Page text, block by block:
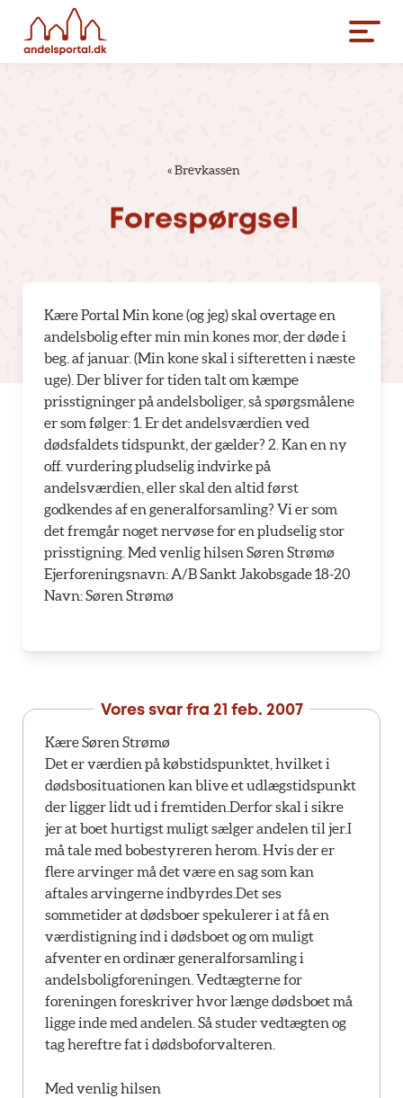
«Brevkassen
Forespørgsel
Kære Portal Min kone (og jeg) skal overtage en
andelsbolig efter min min kones mor, der døde i
beg. af januar. (Min kone skal i sifteretten i næste
uge). Der bliver for tiden talt om kæmpe
prisstigninger på andelsboliger, så spørgsmålene
er som følger: 1. Er det andelsværdien ved
dødsfaldets tidspunkt, der gælder? 2. Kan en ny
off. vurdering pludselig indvirke på
andelsværdien, eller skal den altid først
godkendes af en generalforsamling? Vi er som
det fremgår noget nervøse for en pludselig stor
prisstigning. Med venlig hilsen Søren Strømø
Ejerforeningsnavn: A/B Sankt Jakobsgade 18-20
Navn: Søren Strømø
Vores svar fra 21 feb. 2007
Kære Søren Strømø
Det er værdien på købstidspunktet, hvilket i
dødsbosituationen kan blive et udlægstidspunkt
der ligger lidt ud i fremtiden.Derfor skal i sikre
jer at boet hurtigst muligt sælger andelen til jer.I
må tale med bobestyreren herom. Hvis der er
flere arvinger må det være en sag som kan
aftales arvingerne indbyrdes.Det ses
sommetider at dødsboer spekulerer i at få en
værdistigning ind i dødsboet og om muligt
afventer en ordinær generalforsamling i
andelsboligforeningen. Vedtægterne for
foreningen foreskriver hvor længe dødsboet må
ligge inde med andelen. Så studer vedtægten og
tag hereftre fat i dødsboforvalteren.
Med venlig hilsen